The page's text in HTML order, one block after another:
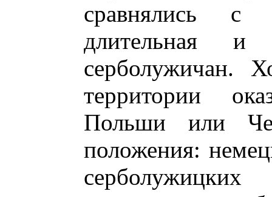
сравнялись с
длительная и
серболужичан.
территории
Польши или
положения: